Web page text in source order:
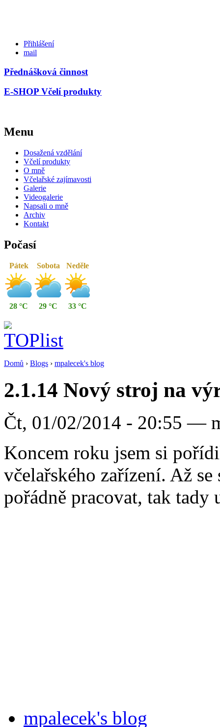
Přihlášení
mail
Přednášková činnost
E-SHOP Včelí produkty
Menu
Dosažená vzdělání
Včelí produkty
O mně
Včelařské zajímavosti
Galerie
Videogalerie
Napsali o mně
Archiv
Kontakt
Počasí
Pátek
28 °C
Sobota
29 °C
Neděle
33 °C
Domů › Blogs › mpalecek's blog
2.1.14 Nový stroj na
Čt, 01/02/2014 - 20:55 —
Koncem roku jsem si
včelařského zařízení. Až
pořádně pracovat, tak
mpalecek's blog